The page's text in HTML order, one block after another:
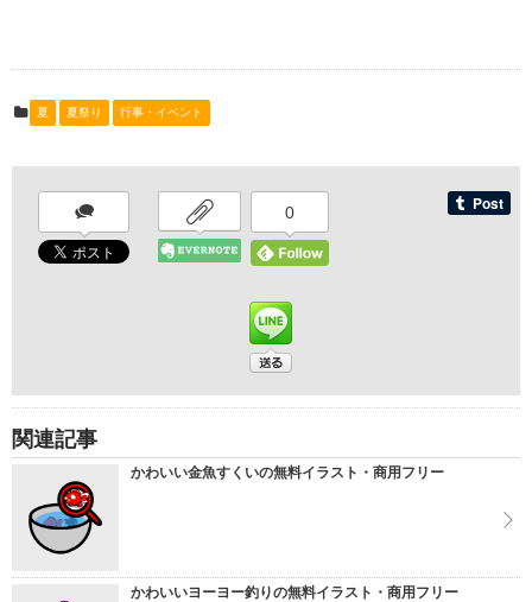
夏 夏祭り 行事・イベント
0
関連記事
かわいい金魚すくいの無料イラスト・商用フリー
かわいいヨーヨー釣りの無料イラスト・商用フリー